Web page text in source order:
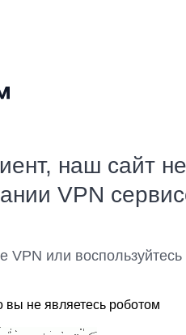
наш сайт
VPN
VPN или
вы не являетесь роботом